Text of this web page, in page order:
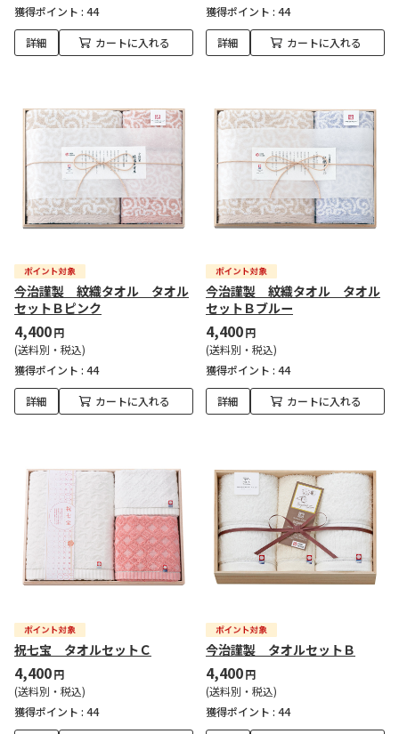
獲得ポイント : 44
詳細 カートに入れる
獲得ポイント : 44
詳細 カートに入れる
今治謹製 紋織タオル タオル
セットＢピンク
4,400円
(送料別・税込)
獲得ポイント : 44
詳細 カートに入れる
今治謹製 紋織タオル タオル
セットＢブルー
4,400円
(送料別・税込)
獲得ポイント : 44
詳細 カートに入れる
祝七宝 タオルセットＣ
4,400円
(送料別・税込)
獲得ポイント : 44
今治謹製 タオルセットＢ
4,400円
(送料別・税込)
獲得ポイント : 44